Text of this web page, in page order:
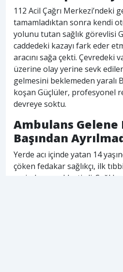
112 Acil Çağrı Merkezi’ndeki
tamamladıktan sonra kendi
yolunu tutan sağlık görevlisi
caddedeki kazayı fark eder
aracını sağa çekti. Çevredeki
üzerine olay yerine sevk
gelmesini beklemeden yaralı
koşan Güçlüler, profesyonel
devreye soktu.
Ambulans Gelene
Başından
Yerde acı içinde yatan 14
çöken fedakar sağlıkçı, ilk
yerinde gerçekleştirdi. Sağlık